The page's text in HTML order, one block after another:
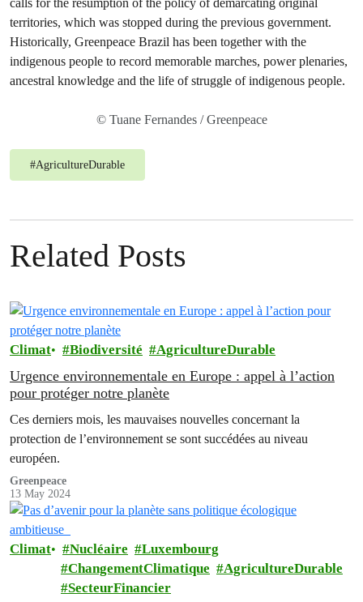
© Tuane Fernandes / Greenpeace
#AgricultureDurable
Related Posts
Climat Biodiversité AgricultureDurable
Urgence environnementale en Europe : appel à l’action
pour protéger notre planète
Ces derniers mois, les mauvaises nouvelles concernant la
protection de l’environnement se sont succédées au niveau
européen.
Greenpeace
13 May 2024
Climat Nucléaire
Luxembourg
ChangementClimatique
AgricultureDurable
SecteurFinancier